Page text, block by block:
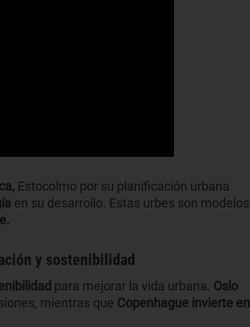
Estocolmo por su planificación urbana
en su desarrollo. Estas urbes son modelos
y sostenibilidad
para mejorar la vida urbana. Oslo
mientras que Copenhague invierte en